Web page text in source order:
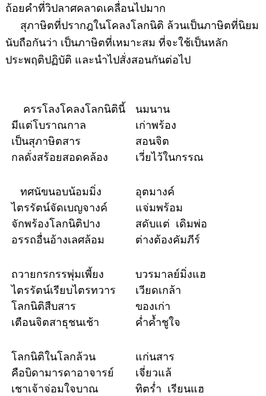
ถ้อยคำที่วิปลาศคลาดเคลื่อนไปมาก
สุภาษิตที่ปรากฎในโคลงโลกนิติ ล้วนเป็นภาษิตที่นิยม
นับถือกันว่า เป็นภาษิตที่เหมาะสม ที่จะใช้เป็นหลัก
ประพฤติปฏิบัติ และนำไปสั่งสอนกันต่อไป
ครรโลงโคลงโลกนิตินี้
มีแต่โบราณกาล
เป็นสุภาษิตสาร
กลดั่งสร้อยสอดคล้อง
นมนาน
เก่าพร้อง
สอนจิต
เวี่ยไว้ในกรรณ
ทศนัขนอบน้อมมิ่ง
ไตรรัตน์จัดเบญจางค์
จักพร้องโลกนิติปาง
อรรถอื่นอ้างเลศล้อม
อุตมางค์
แจ่มพร้อม
สดับแต่ เดิมพ่อ
ต่างต้องคัมภีร์
ถวายกรกรรพุ่มเพี้ยง
ไตรรัตน์เรียบไตรทวาร
โลกนิติสืบสาร
เตือนจิตสาธุชนเช้า
บวรมาลย์มิ่งแฮ
เวียดเกล้า
ของเก่า
ค่ำค้ำชูใจ
โลกนิติในโลกล้วน
คือบิดามารดาอาจารย์
เชาเจ้าจ่อมใจบาณ
แก่นสาร
เจี่ยวแล้
ทิตร่ำ เรียนแฮ